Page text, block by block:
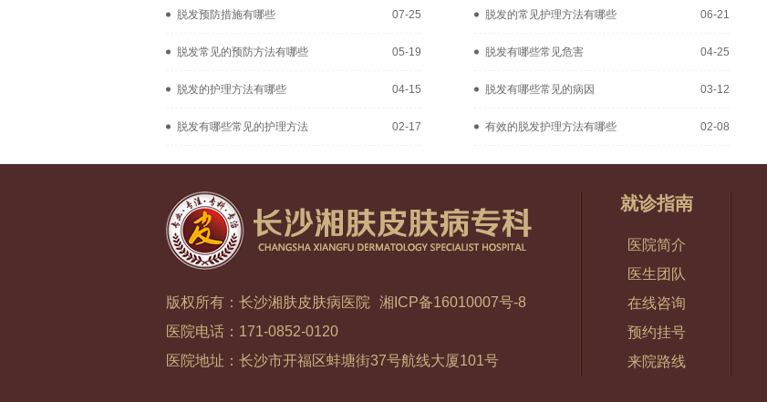
脱发预防措施有哪些 07-25 脱发的常见护理方法有哪些 06-21
脱发常见的预防方法有哪些 05-19 脱发有哪些常见危害 04-25
脱发的护理方法有哪些 04-15 脱发有哪些常见的病因 03-12
脱发有哪些常见的护理方法 02-17 有效的脱发护理方法有哪些 02-08
版权所有：长沙湘肤皮肤病医院
湘ICP备16010007号-8
医院电话：171-0852-0120
医院地址：长沙市开福区蚌塘街37号航线大厦101号
就诊指南
医院简介
医生团队
在线咨询
预约挂号
来院路线